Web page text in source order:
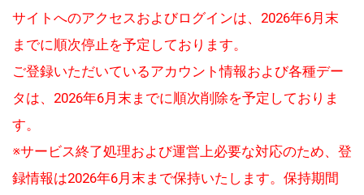
サイトへのアクセスおよびログインは、2026年6月末
までに順次停止を予定しております。
ご登録いただいているアカウント情報および各種デー
タは、2026年6月末までに順次削除を予定しておりま
す。
※サービス終了処理および運営上必要な対応のため、登
録情報は2026年6月末まで保持いたします。保持期間